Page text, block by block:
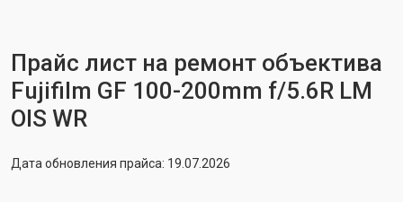
Прайс лист на ремонт объектива
Fujifilm GF 100-200mm f/5.6R LM
OIS WR
Дата обновления прайса: 19.07.2026